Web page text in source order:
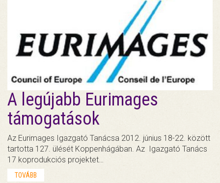
A legújabb Eurimages
támogatások
Az Eurimages Igazgató Tanácsa 2012. június 18-22. között
tartotta 127. ülését Koppenhágában. Az Igazgató Tanács
17 koprodukciós projektet…
TOVÁBB